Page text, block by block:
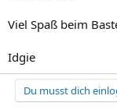
Viel Spaß beim
Idgie
Du musst dich